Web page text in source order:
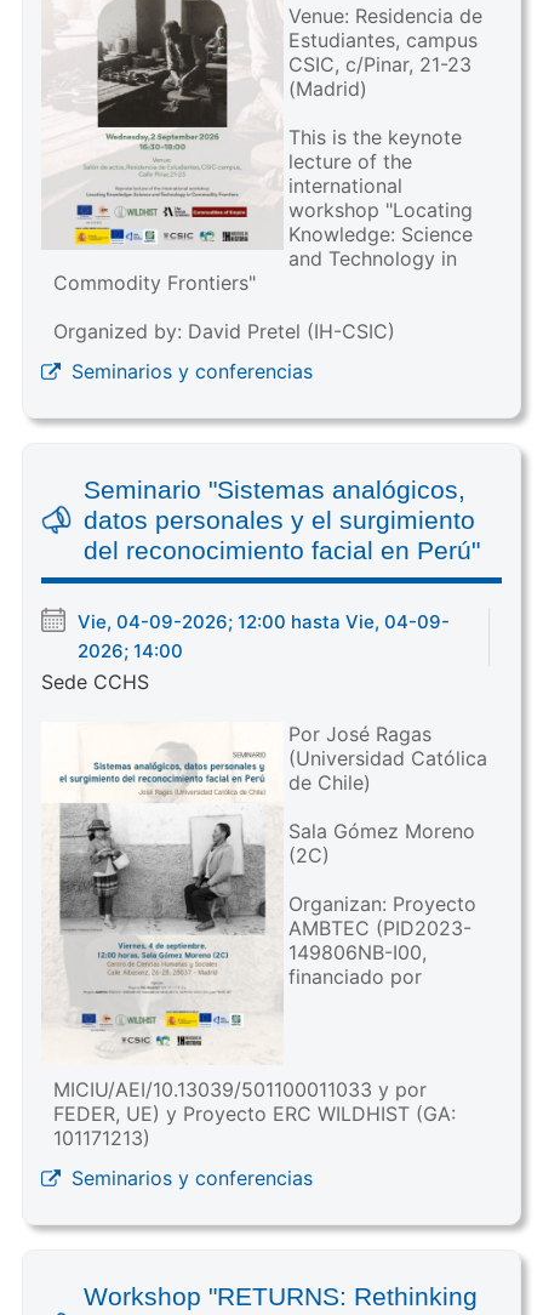
Venue: Residencia de
Estudiantes, campus
CSIC, c/Pinar, 21-23
(Madrid)
This is the keynote
lecture of the
international
workshop "Locating
Knowledge: Science
and Technology in
Commodity Frontiers"
Organized by: David Pretel (IH-CSIC)
Seminarios y conferencias
Seminario "Sistemas analógicos,
datos personales y el surgimiento
del reconocimiento facial en Perú"
Vie, 04-09-2026; 12:00 hasta Vie, 04-09-
2026; 14:00
Sede CCHS
Por José Ragas
(Universidad Católica
de Chile)
Sala Gómez Moreno
(2C)
Organizan: Proyecto
AMBTEC (PID2023-
149806NB-I00,
financiado por
MICIU/AEI/10.13039/501100011033 y por
FEDER, UE) y Proyecto ERC WILDHIST (GA:
101171213)
Seminarios y conferencias
Workshop "RETURNS: Rethinking